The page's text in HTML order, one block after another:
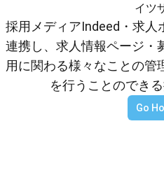
イツ
採用メディアIndeed・求人
連携し、求人情報ページ・
用に関わる様々なことの管
を行うことのでき
Go